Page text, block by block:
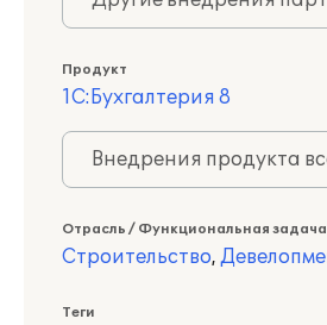
Продукт
1С:Бухгалтерия 8
Внедрения продукта
Отрасль / Функциональная задача
Строительство,
Теги